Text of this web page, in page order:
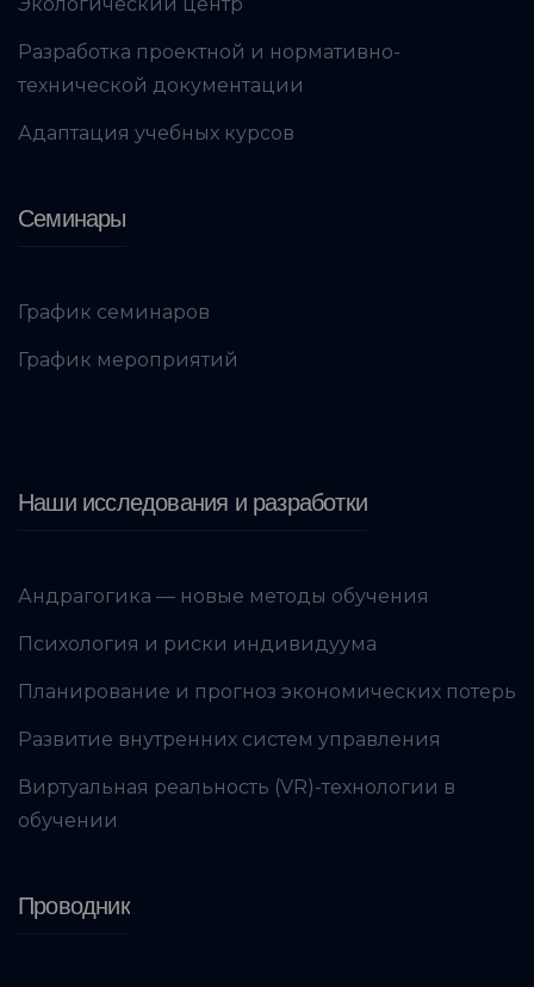
Экологический центр
Разработка проектной и нормативно-
технической документации
Адаптация учебных курсов
Семинары
График семинаров
График мероприятий
Наши исследования и разработки
Андрагогика — новые методы обучения
Психология и риски индивидуума
Планирование и прогноз экономических потерь
Развитие внутренних систем управления
Виртуальная реальность (VR)-технологии в
обучении
Проводник